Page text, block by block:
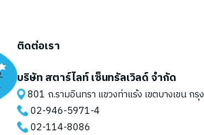
ติดต่อเรา
บริษัท สตาร์ไลท์ เซ็นทรัลเวิลด์ จำกัด
801 ถ.รามอินทรา แขวงท่าแร้ง เขตบางเขน ก
02-946-5971-4
02-114-8086